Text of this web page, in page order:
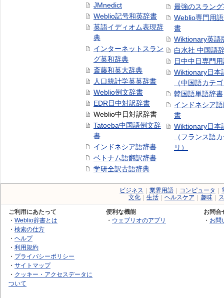
JMnedict
Weblio記号和英辞書
英語イディオム表現辞
典
インターネットスラン
グ英和辞典
斎藤和英大辞典
人口統計学英英辞書
Weblio例文辞書
EDR日中対訳辞書
Weblio中日対訳辞書
Tatoeba中国語例文辞
書
インドネシア語辞書
ベトナム語翻訳辞書
学研全訳古語辞典
最強のスラン
Weblio専門用
書
Wiktionary英語
白水社 中国語
日中中日専門
Wiktionary日本
（中国語カテ
韓国語単語辞書
インドネシア
書
Wiktionary日本
（フランス語
リ）
ビジネス 業界用語 コンピュータ
文化
生活 ヘルスケア 趣味
ご利用にあたって
・ Weblio辞書とは
・ 検索の仕方
・ ヘルプ
・ 利用規約
・ プライバシーポリシー
・ サイトマップ
・ クッキー・アクセスデータに
ついて
便利な機能
・ ウェブリオのアプリ
お問合
・ お問